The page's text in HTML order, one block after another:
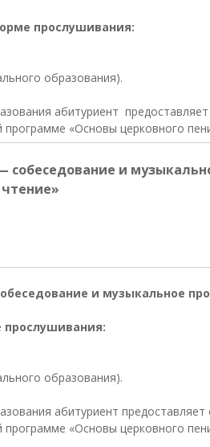
прослушивания:
образования).
абитуриент
«Основы церковного
собеседование и
и музыкальное
прослушивания:
образования).
абитуриент
«Основы церковного